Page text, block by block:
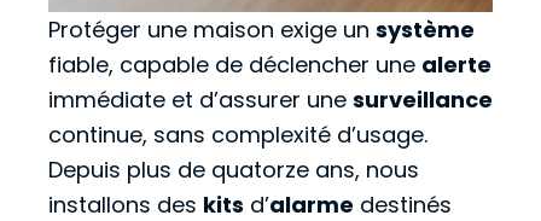
Protéger une maison exige un système
fiable, capable de déclencher une alerte
immédiate et d’assurer une surveillance
continue, sans complexité d’usage.
Depuis plus de quatorze ans, nous
installons des kits d’alarme destinés